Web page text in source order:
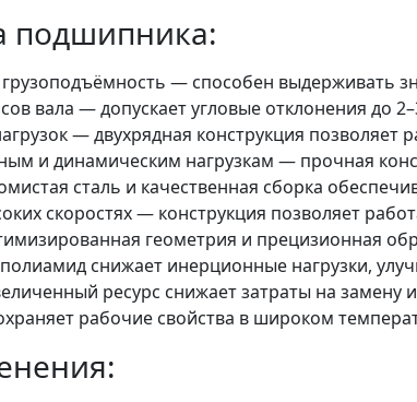
подшипника:
— способен выдерживать
вала — допускает угловые отклонения до
— двухрядная конструкция позволяет
и динамическим нагрузкам — прочная
сталь и качественная сборка
скоростях — конструкция позволяет
геометрия и прецизионная
снижает инерционные нагрузки,
ресурс снижает затраты на замену
рабочие свойства в широком